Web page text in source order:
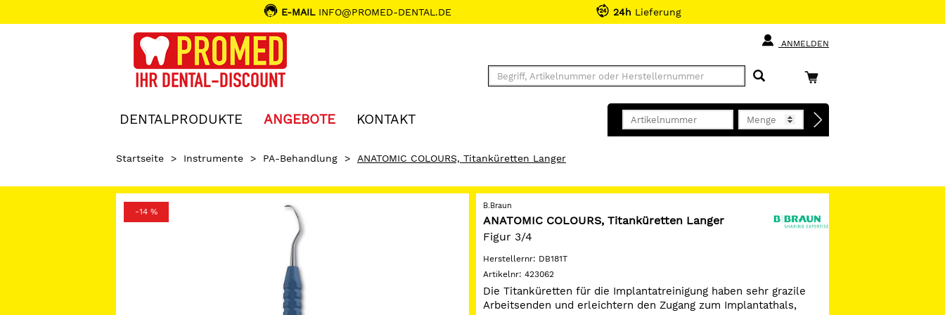
E-MAILINFO@PROMED-DENTAL.DE 24h Lieferung
ANMELDEN
DENTALPRODUKTE ANGEBOTE KONTAKT
Startseite > Instrumente > PA-Behandlung > ANATOMIC COLOURS, Titanküretten Langer
-14 %
B.Braun
ANATOMIC COLOURS, Titanküretten Langer
Figur 3/4
Herstellernr: DB181T
Artikelnr: 423062
Die Titanküretten für die Implantatreinigung haben sehr grazile
Arbeitsenden und erleichtern den Zugang zum Implantathals,